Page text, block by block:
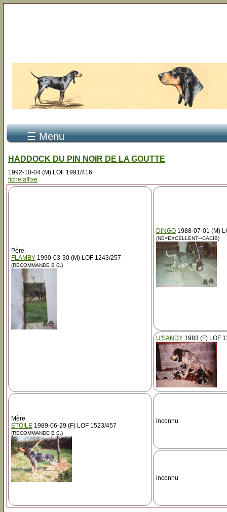
☰ Menu
HADDOCK DU PIN NOIR DE LA GOUTTE
1992-10-04 (M) LOF 1991/416
fiche affixe
Père
FLAMBY 1990-03-30 (M) LOF 1243/257
(RECOMMANDE B C.)
DINGO 1988-07-01 (M)
(NE=EXCELLENT---CACIB)
U'SANDY 1983 (F) LOF
Mère
ETOILE 1989-06-29 (F) LOF 1523/457
(RECOMMANDE B C.)
inconnu
inconnu